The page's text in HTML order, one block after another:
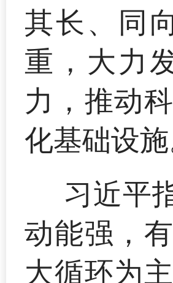
其长、同
重，大力
力，推动
化基础设施
习近平
动能强，
大循环为